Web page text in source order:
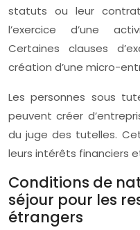
statuts ou leur
l’exercice d’une
Certaines clauses
création d’une micro-
Les personnes sous
peuvent créer
du juge des tutelles.
leurs intérêts financiers
Conditions de
séjour pour les
étrangers